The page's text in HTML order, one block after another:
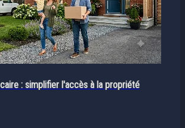
: simplifier l'accès à la propriété